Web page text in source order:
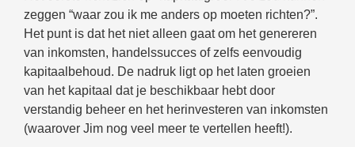
zeggen “waar zou ik me anders op moeten richten?”.
Het punt is dat het niet alleen gaat om het genereren
van inkomsten, handelssucces of zelfs eenvoudig
kapitaalbehoud. De nadruk ligt op het laten groeien
van het kapitaal dat je beschikbaar hebt door
verstandig beheer en het herinvesteren van inkomsten
(waarover Jim nog veel meer te vertellen heeft!).